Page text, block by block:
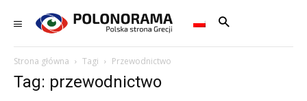
Strona główna Tagi Przewodnictwo
Tag: przewodnictwo